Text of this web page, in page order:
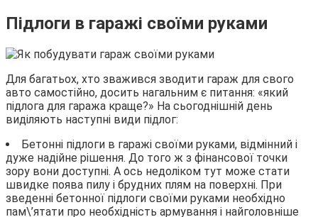
Підлоги в гаражі своїми руками
Для багатьох, хто зважився зводити гараж для свого
авто самостійно, досить нагальним є питання: «який
підлога для гаража краще?» На сьогоднішній день
виділяють наступні види підлог:
Бетонні підлоги в гаражі своїми руками, відмінний і
дуже надійне рішення. До того ж з фінансової точки
зору вони доступні. А ось недоліком тут може стати
швидке поява пилу і брудних плям на поверхні. При
зведенні бетонної підлоги своїми руками необхідно
пам\’ятати про необхідність армування і найголовніше